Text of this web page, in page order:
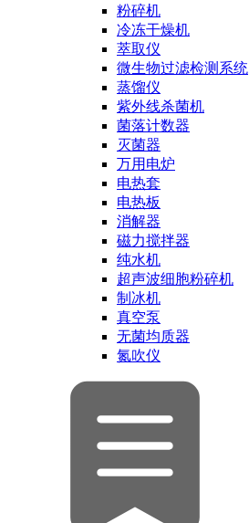
粉碎机
冷冻干燥机
萃取仪
微生物过滤检测系统
蒸馏仪
紫外线杀菌机
菌落计数器
灭菌器
万用电炉
电热套
电热板
消解器
磁力搅拌器
纯水机
超声波细胞粉碎机
制冰机
真空泵
无菌均质器
氮吹仪